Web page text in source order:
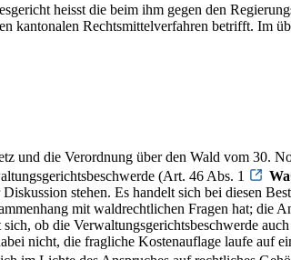
heisst die beim ihm gegen den
kantonalen Rechtsmittelverfahren betrifft. Im
und die Verordnung über den Wald vom 30.
(Art. 46 Abs. 1
stehen. Es handelt sich bei diesen
mit waldrechtlichen Fragen hat;
ob die Verwaltungsgerichtsbeschwerde
nicht, die fragliche Kostenauflage laufe auf